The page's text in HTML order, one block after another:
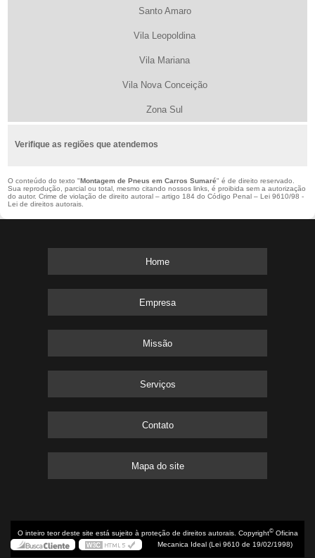
Santo Amaro
Vila Leopoldina
Vila Mariana
Vila Nova Conceição
Zona Sul
Verifique as regiões que atendemos
O conteúdo do texto "Montagem de Pneus em Carros Sumaré" é de direito reservado.
Sua reprodução, parcial ou total, mesmo citando nossos links, é proibida sem a autorização
do autor. Crime de violação de direito autoral – artigo 184 do Código Penal –Lei 9610/98 -
Lei de direitos autorais
Home
Empresa
Missão
Serviços
Contato
Mapa do site
O inteiro teor deste site está sujeito à proteção de direitos autorais. Copyright©Oficina
Mecanica Ideal (Lei 9610 de 19/02/1998)